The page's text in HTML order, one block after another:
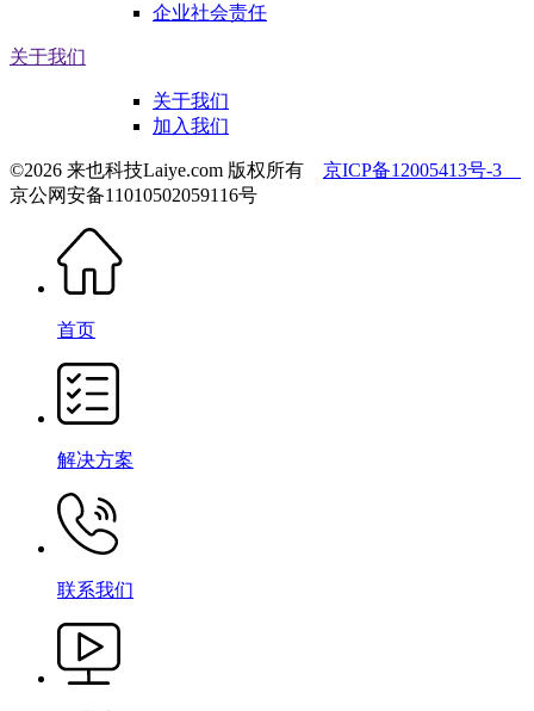
企业社会责任
关于我们
关于我们
加入我们
©2026 来也科技Laiye.com 版权所有 京ICP备12005413号-3
京公网安备11010502059116号
首页
解决方案
联系我们